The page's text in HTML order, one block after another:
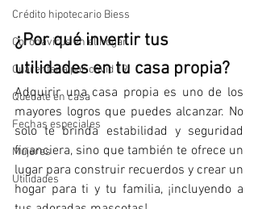
Crédito hipotecario Biess
Coronavirus en el hogar
Cuarentena por covid 19
Quédate en casa
Fechas especiales
Mujeres
Utilidades
¿Por qué invertir tus
utilidades en tu casa propia?
Adquirir una casa propia es uno de los
mayores logros que puedes alcanzar. No
solo te brinda estabilidad y seguridad
financiera, sino que también te ofrece un
lugar para construir recuerdos y crear un
hogar para ti y tu familia, ¡incluyendo a